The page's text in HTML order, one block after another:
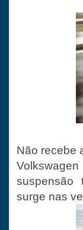
Não recebe
suspensão
surge nas